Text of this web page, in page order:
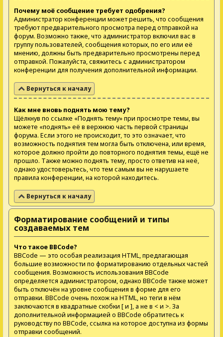
Почему моё сообщение требует одобрения?
Администратор конференции может решить, что сообщения
требуют предварительного просмотра перед отправкой на
форум. Возможно также, что администратор включил вас в
группу пользователей, сообщения которых, по его или её
мнению, должны быть предварительно просмотрены перед
отправкой. Пожалуйста, свяжитесь с администратором
конференции для получения дополнительной информации.
Вернуться к началу
Как мне вновь поднять мою тему?
Щёлкнув по ссылке «Поднять тему» при просмотре темы, вы
можете «поднять» её в верхнюю часть первой страницы
форума. Если этого не происходит, то это означает, что
возможность поднятия тем могла быть отключена, или время,
которое должно пройти до повторного поднятия темы, ещё не
прошло. Также можно поднять тему, просто ответив на неё,
однако удостоверьтесь, что тем самым вы не нарушаете
правила конференции, на которой находитесь.
Вернуться к началу
Форматирование сообщений и типы
создаваемых тем
Что такое BBCode?
BBCode — это особая реализация HTML, предлагающая
большие возможности по форматированию отдельных частей
сообщения. Возможность использования BBCode
определяется администратором, однако BBCode также может
быть отключён на уровне сообщения в форме для его
отправки. BBCode очень похож на HTML, но теги в нём
заключаются в квадратные скобки [ и ], а не в < и >. За
дополнительной информацией о BBCode обратитесь к
руководству по BBCode, ссылка на которое доступна из формы
отправки сообщений.